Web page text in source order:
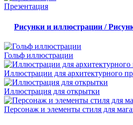
Презентация
Рисунки и иллюстрации /
Гольф иллюстрации
Иллюстрации для архитектурного
Иллюстрация для открытки
Персонаж и элементы стиля для